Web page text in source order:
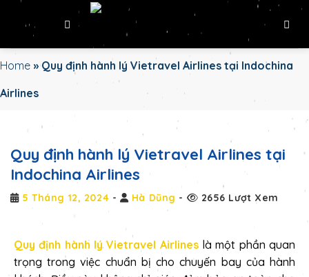
Home » Quy định hành lý Vietravel Airlines tại Indochina
Airlines
Quy định hành lý Vietravel Airlines tại
Indochina Airlines
5 Tháng 12, 2024 - Hà Dũng - 2656 Lượt Xem
Quy định hành lý Vietravel Airlineslà một phần quan
trọng trong việc chuẩn bị cho chuyến bay của hành